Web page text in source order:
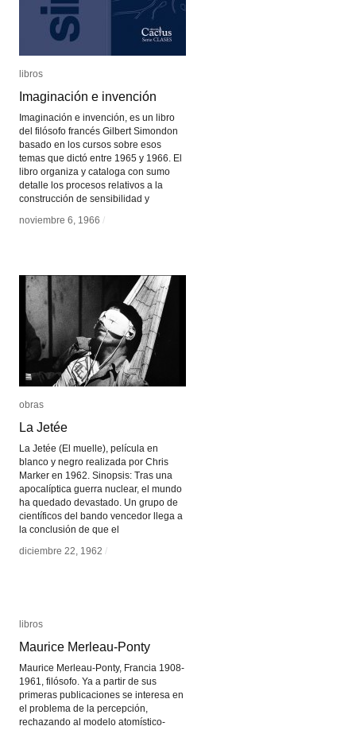
libros
Imaginación e invención
Imaginación e invención, es un libro
del filósofo francés Gilbert Simondon
basado en los cursos sobre esos
temas que dictó entre 1965 y 1966. El
libro organiza y cataloga con sumo
detalle los procesos relativos a la
construcción de sensibilidad y
noviembre 6, 1966 /
libros
Imaginación e invención
noviembre 6, 1966 /
obras
La Jetée
La Jetée (El muelle), película en
blanco y negro realizada por Chris
Marker en 1962. Sinopsis: Tras una
apocalíptica guerra nuclear, el mundo
ha quedado devastado. Un grupo de
científicos del bando vencedor llega a
la conclusión de que el
diciembre 22, 1962 /
obras
La Jetée
diciembre 22, 1962 /
libros
Maurice Merleau-Ponty
Maurice Merleau-Ponty, Francia 1908-
1961, filósofo. Ya a partir de sus
primeras publicaciones se interesa en
el problema de la percepción,
rechazando al modelo atomístico-
libros
Maurice Merleau-Ponty